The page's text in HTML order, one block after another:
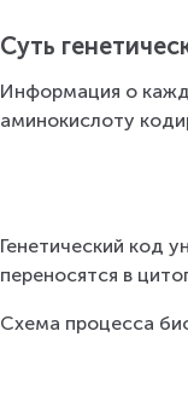
Суть
Ин­фор­ма­ция о
ами­но­кис­ло­ту
Ге­не­ти­че­ский код
пе­ре­но­сят­ся в
Схе­ма­ про­цесса